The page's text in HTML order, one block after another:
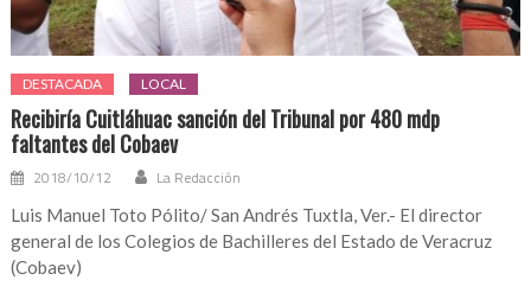
DESTACADA LOCAL
Recibiría Cuitláhuac sanción del Tribunal por 480 mdp
faltantes del Cobaev
2018/10/12 La Redacción
Luis Manuel Toto Pólito/ San Andrés Tuxtla, Ver.- El director
general de los Colegios de Bachilleres del Estado de Veracruz
(Cobaev)